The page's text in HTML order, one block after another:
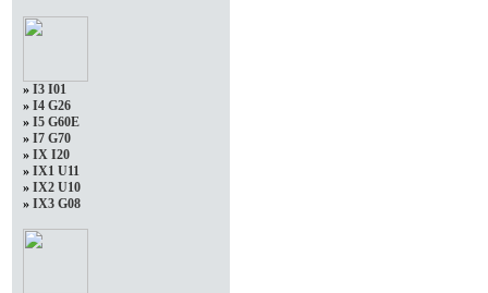
» I3 I01
» I4 G26
» I5 G60E
» I7 G70
» IX I20
» IX1 U11
» IX2 U10
» IX3 G08